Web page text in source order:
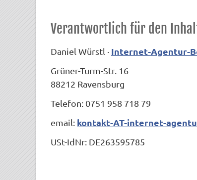
Verantwortlich für den
Daniel Würstl · Internet-Agentur-
Grüner-Turm-Str. 16
88212 Ravensburg
Telefon: 0751 958 718 79
email: kontakt-AT-internet-
USt-IdNr: DE263595785